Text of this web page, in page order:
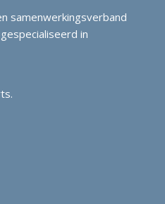
samenwerkingsverband
in